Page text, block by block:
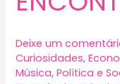
Deixe um
Curiosidades,
Música,Política e